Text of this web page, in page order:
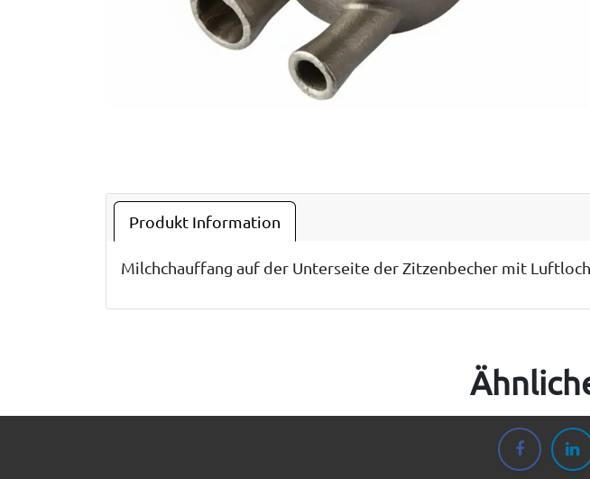
Produkt Information
Milchchauffang auf der Unterseite der Zitzenbecher mit Luftloch